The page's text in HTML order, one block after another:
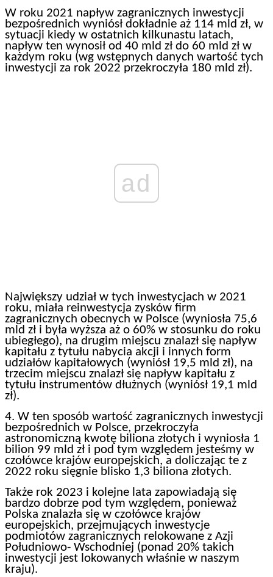
W roku 2021 napływ zagranicznych inwestycji
bezpośrednich wyniósł dokładnie aż 114 mld zł, w
sytuacji kiedy w ostatnich kilkunastu latach,
napływ ten wynosił od 40 mld zł do 60 mld zł w
każdym roku (wg wstępnych danych wartość tych
inwestycji za rok 2022 przekroczyła 180 mld zł).
ad
Największy udział w tych inwestycjach w 2021
roku, miała reinwestycja zysków firm
zagranicznych obecnych w Polsce (wyniosła 75,6
mld zł i była wyższa aż o 60% w stosunku do roku
ubiegłego), na drugim miejscu znalazł się napływ
kapitału z tytułu nabycia akcji i innych form
udziałów kapitałowych (wyniósł 19,5 mld zł), na
trzecim miejscu znalazł się napływ kapitału z
tytułu instrumentów dłużnych (wyniósł 19,1 mld
zł).
4. W ten sposób wartość zagranicznych inwestycji
bezpośrednich w Polsce, przekroczyła
astronomiczną kwotę biliona złotych i wyniosła 1
bilion 99 mld zł i pod tym względem jesteśmy w
czołówce krajów europejskich, a doliczając te z
2022 roku sięgnie blisko 1,3 biliona złotych.
Także rok 2023 i kolejne lata zapowiadają się
bardzo dobrze pod tym względem, ponieważ
Polska znalazła się w czołówce krajów
europejskich, przejmujących inwestycje
podmiotów zagranicznych relokowane z Azji
Południowo- Wschodniej (ponad 20% takich
inwestycji jest lokowanych właśnie w naszym
kraju).